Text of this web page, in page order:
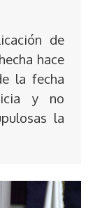
de
hace
la fecha
y no
la